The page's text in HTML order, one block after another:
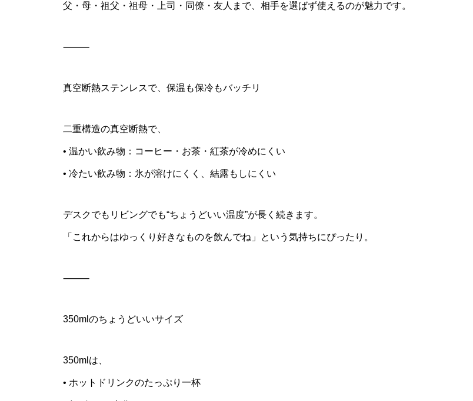
父・母・祖父・祖母・上司・同僚・友人まで、相手を選ばず使えるのが魅力です。
⸻
真空断熱ステンレスで、保温も保冷もバッチリ
二重構造の真空断熱で、
• 温かい飲み物：コーヒー・お茶・紅茶が冷めにくい
• 冷たい飲み物：氷が溶けにくく、結露もしにくい
デスクでもリビングでも“ちょうどいい温度”が長く続きます。
「これからはゆっくり好きなものを飲んでね」という気持ちにぴったり。
⸻
350mlのちょうどいいサイズ
350mlは、
• ホットドリンクのたっぷり一杯